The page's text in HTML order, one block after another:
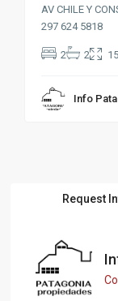
AV CHILE Y
297 624 5818
2 2
Info
Request